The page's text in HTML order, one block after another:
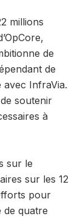
millions
de
de
avec InfraVia.
soutenir
à
sur le
sur les 12
pour
de quatre